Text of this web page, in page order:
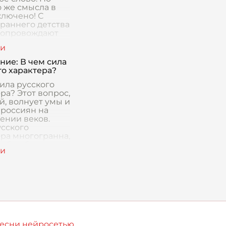
же смысла в
С
детства
миры,
с разными
В чем сила
характера?
русского
Этот вопрос,
волнует умы и
на
веков.
многогранна,
алмазу, г